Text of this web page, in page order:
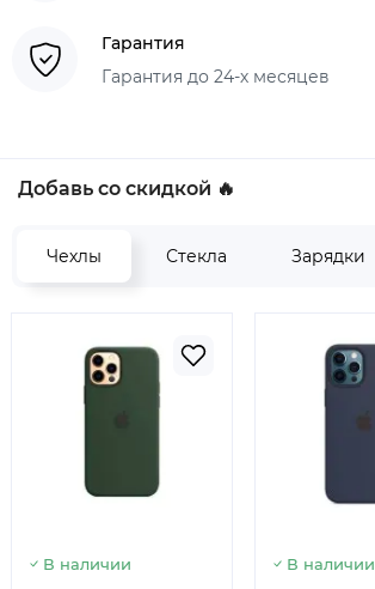
Гарантия
Гарантия до 24-х месяцев
Добавь со скидкой 🔥
Чехлы Стекла Зарядки
В наличии
В наличии